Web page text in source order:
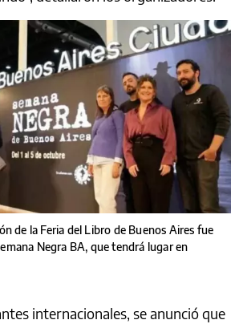
de la Feria del Libro de Buenos Aires fue
Negra BA, que tendrá lugar en
internacionales, se anunció que